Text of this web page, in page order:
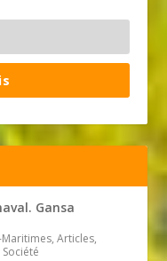
Gansa
Articles,